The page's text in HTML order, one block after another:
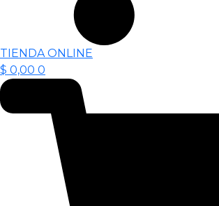
TIENDA ONLINE
$ 0,00 0